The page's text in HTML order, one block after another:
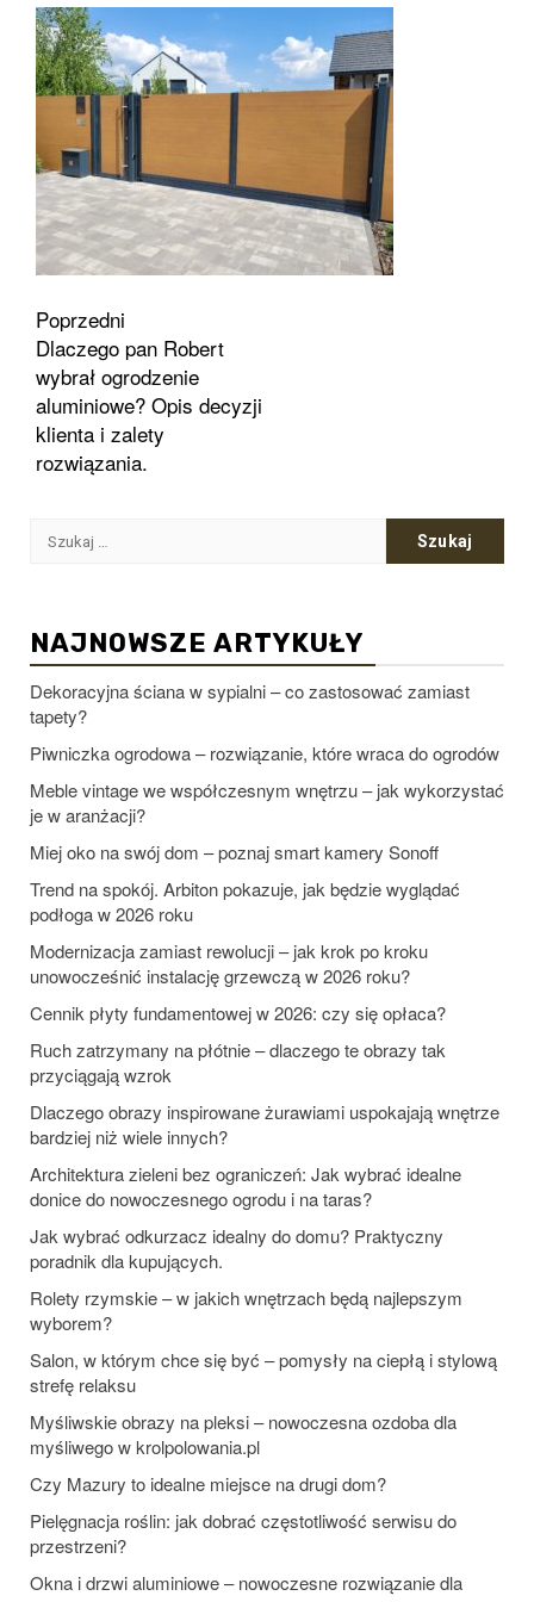
Zobacz
wpisy
Poprzedni
Dlaczego pan Robert
wybrał ogrodzenie
aluminiowe? Opis decyzji
klienta i zalety
rozwiązania.
Szukaj:
NAJNOWSZE ARTYKUŁY
Dekoracyjna ściana w sypialni – co zastosować zamiast
tapety?
Piwniczka ogrodowa – rozwiązanie, które wraca do ogrodów
Meble vintage we współczesnym wnętrzu – jak wykorzystać
je w aranżacji?
Miej oko na swój dom – poznaj smart kamery Sonoff
Trend na spokój. Arbiton pokazuje, jak będzie wyglądać
podłoga w 2026 roku
Modernizacja zamiast rewolucji – jak krok po kroku
unowocześnić instalację grzewczą w 2026 roku?
Cennik płyty fundamentowej w 2026: czy się opłaca?
Ruch zatrzymany na płótnie – dlaczego te obrazy tak
przyciągają wzrok
Dlaczego obrazy inspirowane żurawiami uspokajają wnętrze
bardziej niż wiele innych?
Architektura zieleni bez ograniczeń: Jak wybrać idealne
donice do nowoczesnego ogrodu i na taras?
Jak wybrać odkurzacz idealny do domu? Praktyczny
poradnik dla kupujących.
Rolety rzymskie – w jakich wnętrzach będą najlepszym
wyborem?
Salon, w którym chce się być – pomysły na ciepłą i stylową
strefę relaksu
Myśliwskie obrazy na pleksi – nowoczesna ozdoba dla
myśliwego w krolpolowania.pl
Czy Mazury to idealne miejsce na drugi dom?
Pielęgnacja roślin: jak dobrać częstotliwość serwisu do
przestrzeni?
Okna i drzwi aluminiowe – nowoczesne rozwiązanie dla